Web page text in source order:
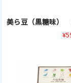
美ら豆（黒糖味）